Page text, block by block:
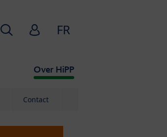
Over HiPP
Zoekopdracht
HiPP Babyclub
FR
Contact